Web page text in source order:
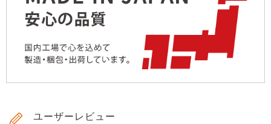
ユーザーレビュー